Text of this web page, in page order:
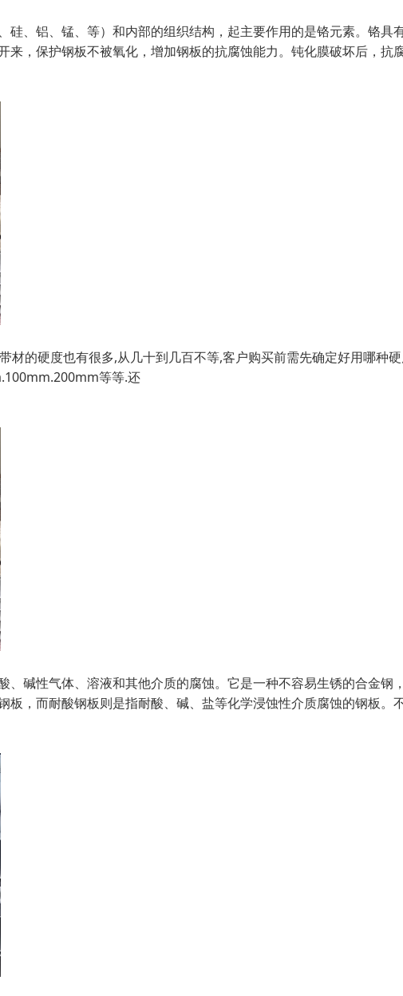
、铝、锰、等）和内部的组织结构，起主要作用的是铬元素。铬具
，保护钢板不被氧化，增加钢板的抗腐蚀能力。钝化膜破坏后，抗
材的硬度也有很多,从几十到几百不等,客户购买前需先确定好用哪种
等等.还
碱性气体、溶液和其他介质的腐蚀。它是一种不容易生锈的合金钢
，而耐酸钢板则是指耐酸、碱、盐等化学浸蚀性介质腐蚀的钢板。